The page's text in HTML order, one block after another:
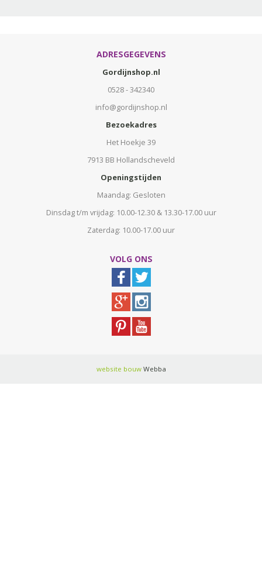
ADRESGEGEVENS
Gordijnshop.nl
0528 - 342340
info@gordijnshop.nl
Bezoekadres
Het Hoekje 39
7913 BB Hollandscheveld
Openingstijden
Maandag: Gesloten
Dinsdag t/m vrijdag: 10.00-12.30 & 13.30-17.00 uur
Zaterdag: 10.00-17.00 uur
VOLG ONS
website bouwWebba